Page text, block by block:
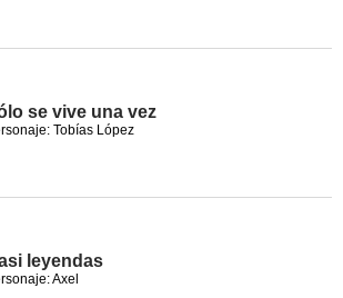
se vive una vez
Tobías López
leyendas
Axel